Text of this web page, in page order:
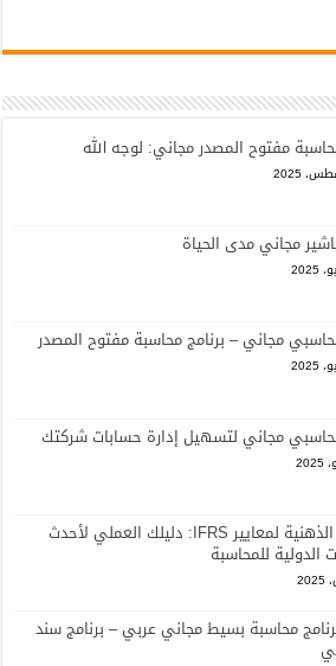
مفتوح المصدر مجاني: لوجه الله
مجاني مدى الحياة
مجاني – برنامج محاسبة مفتوح المصدر
مجاني لتسهيل إدارة حسابات شركتك
الخرائط الذهنية لمعايير IFRS: دليلك العملي لأحدث
الدولية للمحاسبة
محاسبة بسيط مجاني عربي – برنامج سند